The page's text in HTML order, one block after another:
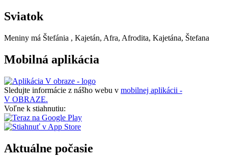
Sviatok
Meniny má Štefánia , Kajetán, Afra, Afrodita, Kajetána, Štefana
Mobilná aplikácia
Sledujte informácie z nášho webu v mobilnej aplikácii -
V OBRAZE.
Voľne k stiahnutiu:
Aktuálne počasie